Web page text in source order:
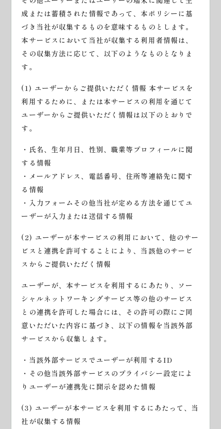
成または蓄積された情報であって、本ポリシーに基
づき当社が収集するものを意味するものとします。
本サービスにおいて当社が収集する利用者情報は、
その収集方法に応じて、以下のようなものとなりま
す。
(1) ユーザーからご提供いただく情報 本サービスを
利用するために、または本サービスの利用を通じて
ユーザーからご提供いただく情報は以下のとおりで
す。
・氏名、生年月日、性別、職業等プロフィールに関
する情報
・メールアドレス、電話番号、住所等連絡先に関す
る情報
・入力フォームその他当社が定める方法を通じてユ
ーザーが入力または送信する情報
(2) ユーザーが本サービスの利用において、他のサー
ビスと連携を許可することにより、当該他のサービ
スからご提供いただく情報
ユーザーが、本サービスを利用するにあたり、ソー
シャルネットワーキングサービス等の他のサービス
との連携を許可した場合には、その許可の際にご同
意いただいた内容に基づき、以下の情報を当該外部
サービスから収集します。
・当該外部サービスでユーザーが利用するID
・その他当該外部サービスのプライバシー設定によ
りユーザーが連携先に開示を認めた情報
(3) ユーザーが本サービスを利用するにあたって、当
社が収集する情報